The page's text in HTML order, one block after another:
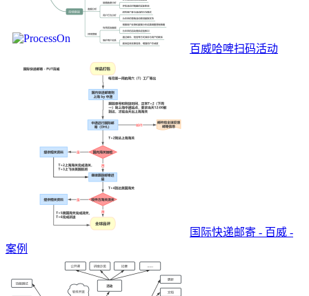
百威哈啤扫码活动
国际快递邮寄 - 百威 -
案例